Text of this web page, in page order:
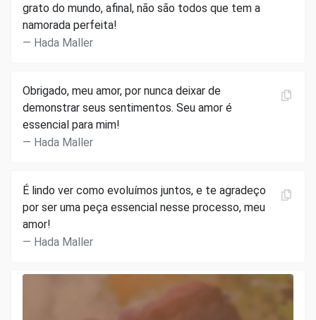
grato do mundo, afinal, não são todos que tem a
namorada perfeita!
Hada Maller
Obrigado, meu amor, por nunca deixar de
demonstrar seus sentimentos. Seu amor é
essencial para mim!
Hada Maller
É lindo ver como evoluímos juntos, e te agradeço
por ser uma peça essencial nesse processo, meu
amor!
Hada Maller